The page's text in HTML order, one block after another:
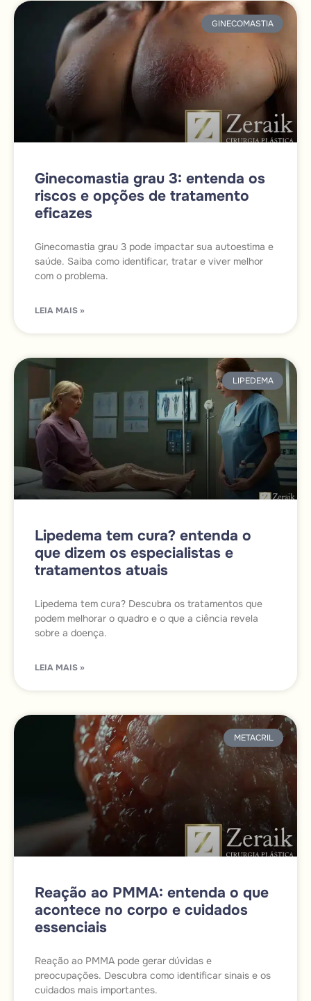
GINECOMASTIA
Ginecomastia grau 3: entenda os
riscos e opções de tratamento
eficazes
Ginecomastia grau 3 pode impactar sua autoestima e
saúde. Saiba como identificar, tratar e viver melhor
com o problema.
LEIA MAIS »
LIPEDEMA
Lipedema tem cura? entenda o
que dizem os especialistas e
tratamentos atuais
Lipedema tem cura? Descubra os tratamentos que
podem melhorar o quadro e o que a ciência revela
sobre a doença.
LEIA MAIS »
METACRIL
Reação ao PMMA: entenda o que
acontece no corpo e cuidados
essenciais
Reação ao PMMA pode gerar dúvidas e
preocupações. Descubra como identificar sinais e os
cuidados mais importantes.